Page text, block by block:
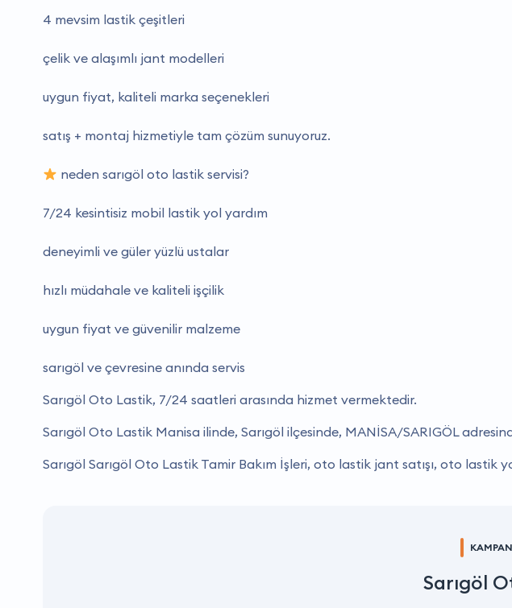
4 mevsim lastik çeşitleri
çelik ve alaşımlı jant modelleri
uygun fiyat, kaliteli marka seçenekleri
satış + montaj hizmetiyle tam çözüm sunuyoruz.
neden sarıgöl oto lastik servisi?
7/24 kesintisiz mobil lastik yol yardım
deneyimli ve güler yüzlü ustalar
hızlı müdahale ve kaliteli işçilik
uygun fiyat ve güvenilir malzeme
sarıgöl ve çevresine anında servis
Sarıgöl Oto Lastik, 7/24 saatleri arasında hizmet vermektedir.
Sarıgöl Oto Lastik Manisa ilinde, Sarıgöl ilçesinde, MANİSA/SARIGÖL
Sarıgöl Sarıgöl Oto Lastik Tamir Bakım İşleri, oto lastik jant satışı, oto
Sarıgöl